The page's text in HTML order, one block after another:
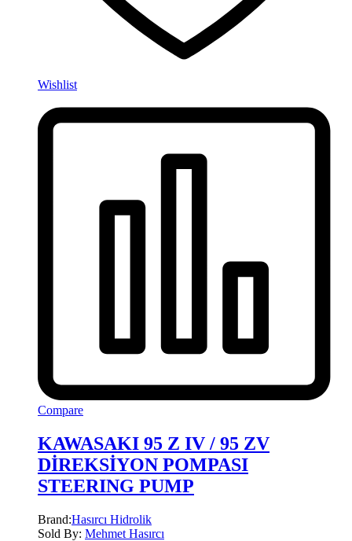
Wishlist
Compare
KAWASAKI 95 Z IV / 95 ZV
DİREKSİYON POMPASI
STEERING PUMP
Brand:Hasırcı Hidrolik
Sold By: Mehmet Hasırcı